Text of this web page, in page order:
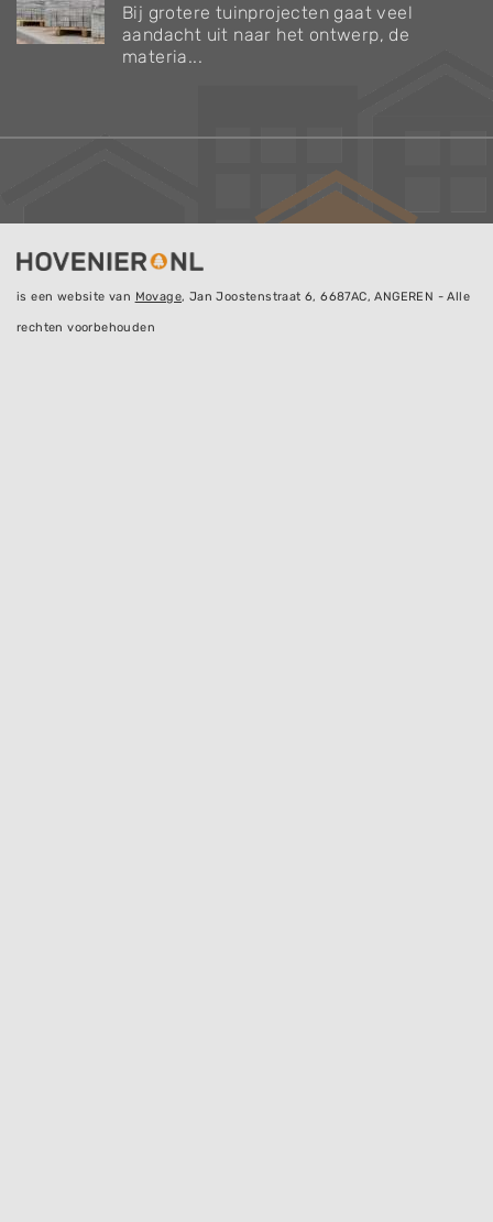
Bij grotere tuinprojecten gaat veel
aandacht uit naar het ontwerp, de
materia...
is een website van Movage, Jan Joostenstraat 6, 6687AC, ANGEREN - Alle
rechten voorbehouden